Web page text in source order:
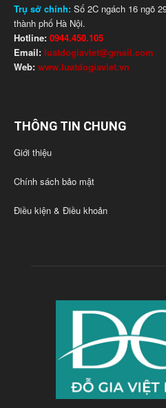
Trụ sở chính: Số 2C ngách 16 ngõ
thành phố Hà Nội.
Hotline: 0944.450.105
Email: luatdogiaviet@gmail.com
Web: www.luatdogiaviet.vn
THÔNG TIN CHUNG
Giới thiệu
Chính sách bảo mật
Điều kiện & Điều khoản